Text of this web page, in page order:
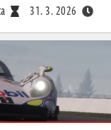
31. 3. 2026